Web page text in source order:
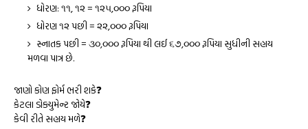
ધોરણ: ૧૧, ૧૨ = ૧૨૫,૦૦૦ રૂપિયા
ધોરણ ૧૨ પછી = ૨૨,૦૦૦ રૂપિયા
સ્નાતક પછી = ૩૦,૦૦૦ રૂપિયા થી લઈ ૬૭,૦૦૦ રૂપિયા સુધીની સહાય
મળવા પાત્ર છે.
જાણો કોણ ફોર્મ ભરી શકે❓
કેટલા ડોક્યુમેન્ટ જોયે❓
કેવી રીતે સહાય મળે❓